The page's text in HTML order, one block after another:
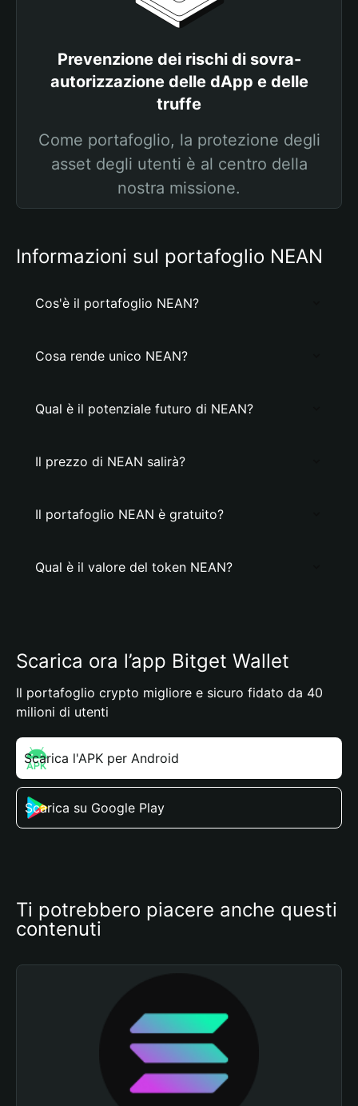
Prevenzione dei rischi di sovra-
autorizzazione delle dApp e delle
truffe
Come portafoglio, la protezione degli
asset degli utenti è al centro della
nostra missione.
Informazioni sul portafoglio NEAN
Cos'è il portafoglio NEAN?
Cosa rende unico NEAN?
Qual è il potenziale futuro di NEAN?
Il prezzo di NEAN salirà?
Il portafoglio NEAN è gratuito?
Qual è il valore del token NEAN?
Scarica ora l’app Bitget Wallet
Il portafoglio crypto migliore e sicuro fidato da 40
milioni di utenti
Scarica l'APK per Android
Scarica su Google Play
Ti potrebbero piacere anche questi
contenuti